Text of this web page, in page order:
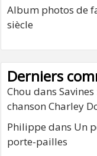
Album photos de
siècle
Derniers
Chou dans
chanson Charley
Philippe dans Un
porte-pailles